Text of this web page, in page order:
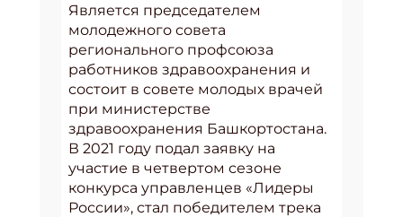
Является председателем
молодежного совета
регионального профсоюза
работников здравоохранения и
состоит в совете молодых врачей
при министерстве
здравоохранения Башкортостана.
В 2021 году подал заявку на
участие в четвертом сезоне
конкурса управленцев «Лидеры
России», стал победителем трека